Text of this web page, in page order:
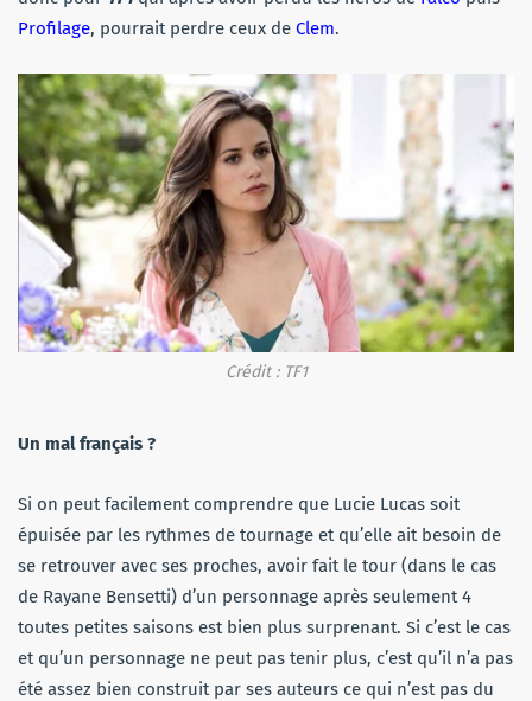
Profilage, pourrait perdre ceux de Clem.
Crédit : TF1
Un mal français ?
Si on peut facilement comprendre que Lucie Lucas soit
épuisée par les rythmes de tournage et qu’elle ait besoin de
se retrouver avec ses proches, avoir fait le tour (dans le cas
de Rayane Bensetti) d’un personnage après seulement 4
toutes petites saisons est bien plus surprenant. Si c’est le cas
et qu’un personnage ne peut pas tenir plus, c’est qu’il n’a pas
été assez bien construit par ses auteurs ce qui n’est pas du